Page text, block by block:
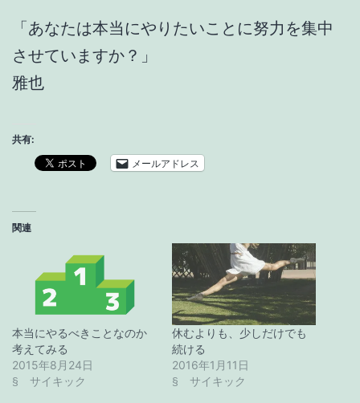
「あなたは本当にやりたいことに努力を集中
させていますか？」
雅也
共有:
メールアドレス
関連
本当にやるべきことなのか
考えてみる
2015年8月24日
§ サイキック
休むよりも、少しだけでも
続ける
2016年1月11日
§ サイキック